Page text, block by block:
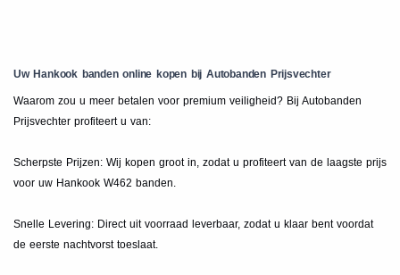
Uw Hankook banden online kopen bij Autobanden Prijsvechter
Waarom zou u meer betalen voor premium veiligheid? Bij Autobanden
Prijsvechter profiteert u van:
Scherpste Prijzen: Wij kopen groot in, zodat u profiteert van de laagste prijs
voor uw Hankook W462 banden.
Snelle Levering: Direct uit voorraad leverbaar, zodat u klaar bent voordat
de eerste nachtvorst toeslaat.